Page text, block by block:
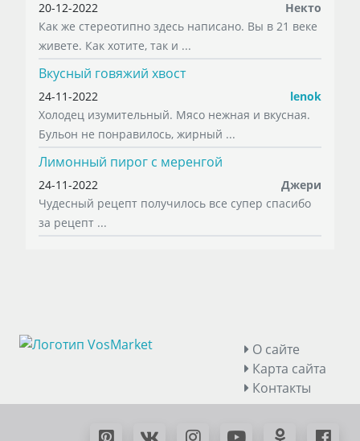
20-12-2022
Некто
Как же стереотипно здесь написано. Вы в 21 веке
живете. Как хотите, так и ...
Вкусный говяжий хвост
24-11-2022
lenok
Холодец изумительный. Мясо нежная и вкусная.
Бульон не понравилось, жирный ...
Лимонный пирог с меренгой
24-11-2022
Джери
Чудесный рецепт получилось все супер спасибо
за рецепт ...
О сайте
Карта сайта
Контакты